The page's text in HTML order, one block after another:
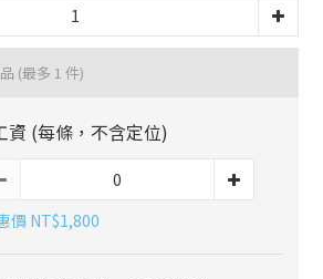
(最多 1 件)
資 (每條，不含定位)
價 NT$1,800